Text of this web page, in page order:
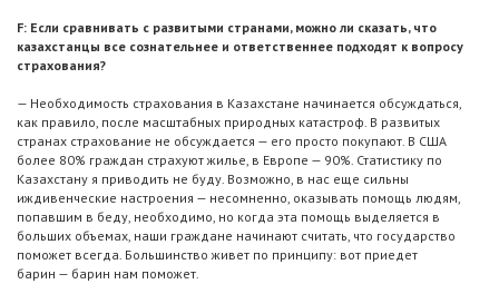
F: Если сравнивать с развитыми странами, можно ли сказать, что
казахстанцы все сознательнее и ответственнее подходят к вопросу
страхования?
— Необходимость страхования в Казахстане начинается обсуждаться,
как правило, после масштабных природных катастроф. В развитых
странах страхование не обсуждается — его просто покупают. В США
более 80% граждан страхуют жилье, в Европе — 90%. Статистику по
Казахстану я приводить не буду. Возможно, в нас еще сильны
иждивенческие настроения — несомненно, оказывать помощь людям,
попавшим в беду, необходимо, но когда эта помощь выделяется в
больших объемах, наши граждане начинают считать, что государство
поможет всегда. Большинство живет по принципу: вот приедет
барин — барин нам поможет.